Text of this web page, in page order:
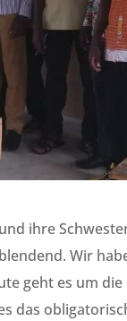
ihre
Wir
geht es um
das